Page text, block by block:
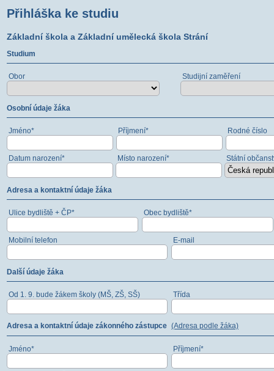
Přihláška ke studiu
Základní škola a Základní umělecká škola Strání
Studium
Obor Studijní zaměření
Osobní údaje žáka
Jméno* Příjmení* Rodné číslo
Datum narození* Místo narození* Státní
Adresa a kontaktní údaje žáka
Ulice bydliště + ČP* Obec bydliště*
Mobilní telefon E-mail
Další údaje žáka
Od 1. 9. bude žákem školy (MŠ, ZŠ, SŠ) Třída
Adresa a kontaktní údaje zákonného zástupce (Adresa podle žáka)
Jméno* Příjmení*